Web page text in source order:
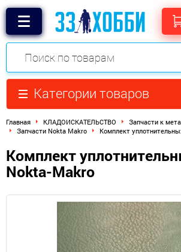
Категории товаров
Главная КЛАДОИСКАТЕЛЬСТВО
Запчасти к
Запчасти Nokta Makro
Комплект
Комплект
Nokta-Makro